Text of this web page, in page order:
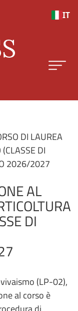
IT
DI LAUREA
DI
2026/2027
AL
DI
(LP-02),
al corso è